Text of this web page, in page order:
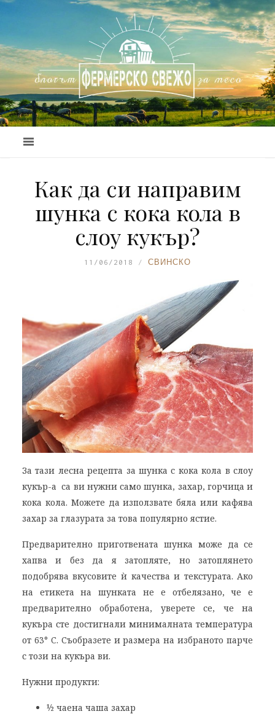
Как да си направим
шунка с кока кола в
слоу кукър?
11/06/2018 СВИНСКО
За тази лесна рецепта за шунка с кока кола в слоу
кукър-а са ви нужни само шунка, захар, горчица и
кока кола. Можете да използвате бяла или кафява
захар за глазурата за това популярно ястие.
Предварително приготвената шунка може да се
хапва и без да я затопляте, но затоплянето
подобрява вкусовите ѝ качества и текстурата. Ако
на етикета на шунката не е отбелязано, че е
предварително обработена, уверете се, че на
кукъра сте достигнали минималната температура
от 63° C. Съобразете и размера на избраното парче
с този на кукъра ви.
Нужни продукти:
½ чаена чаша захар